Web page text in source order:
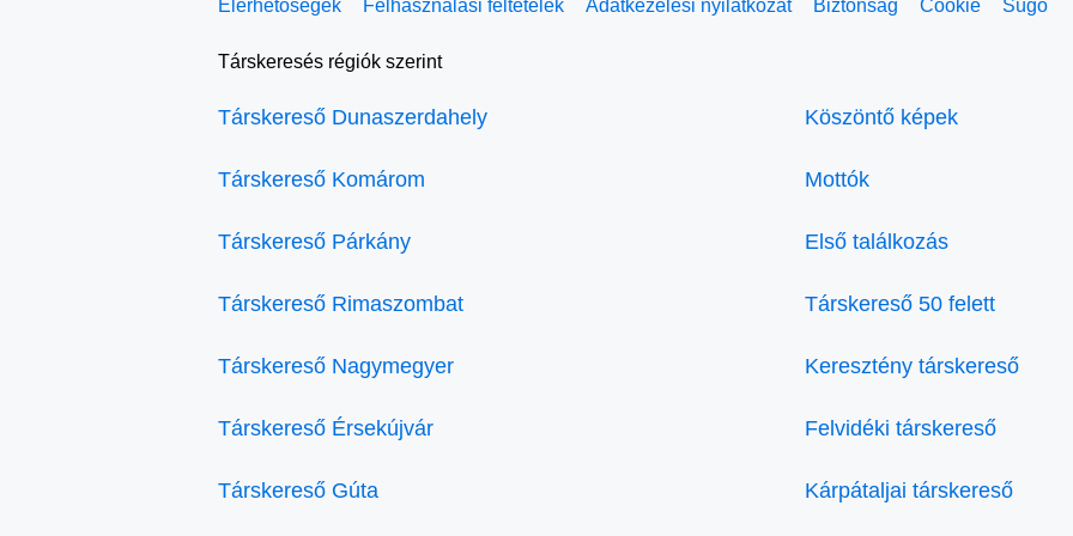
Elérhetőségek Felhasználási feltételek Adatkezelési nyilatkozat Biztonság Cookie Súgó
Társkeresés régiók szerint
Társkereső Dunaszerdahely
Társkereső Komárom
Társkereső Párkány
Társkereső Rimaszombat
Társkereső Nagymegyer
Társkereső Érsekújvár
Társkereső Gúta
Köszöntő képek
Mottók
Első találkozás
Társkereső 50 felett
Keresztény társkereső
Felvidéki társkereső
Kárpátaljai társkereső